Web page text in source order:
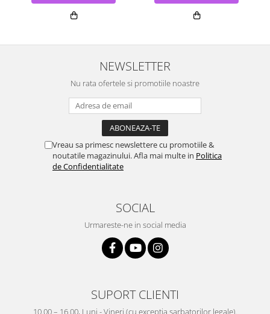
NEWSLETTER
Nu rata ofertele si promotiile noastre
Vreau sa primesc newslettere cu promotiile &
noutatile magazinului. Afla mai multe in Politica
de Confidentialitate
SOCIAL
Urmareste-ne in social media
SUPORT CLIENTI
10.00 – 16.00, Luni - Vineri (cu exceptia sarbatorilor legale).